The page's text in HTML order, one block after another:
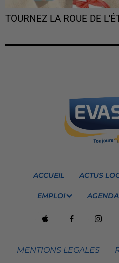
TOURNEZ LA ROUE DE
ACCUEIL ACTUS
EMPLOI AGENDA
MENTIONS LEGALES